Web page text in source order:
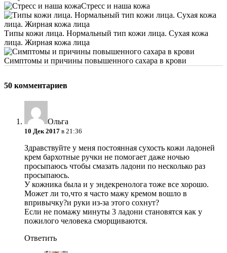
Стресс и наша кожа
Типы кожи лица. Нормальный тип кожи лица. Сухая кожа
лица. Жирная кожа лица
Симптомы и причины повышенного сахара в крови
50 комментариев
Ольга
10 Дек 2017 в 21:36
Здравствуйте у меня постоянная сухость кожи ладоней
крем бархотные ручки не помогает даже ночью
просыпаюсь чтобы смазать ладони по несколько раз
просыпаюсь.
У кожника была и у эндекренолога тоже все хорошо.
Может ли то,что я часто мажу кремом вошло в
впривычку?и руки из-за этого сохнут?
Если не помажу минуты 3 ладони становятся как у
пожилого человека сморщиваются.
Ответить